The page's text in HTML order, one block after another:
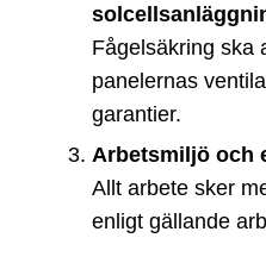
Fågelsäkring ska
panelernas
garantier.
Arbetsmiljö och
Allt arbete sker
enligt gällande